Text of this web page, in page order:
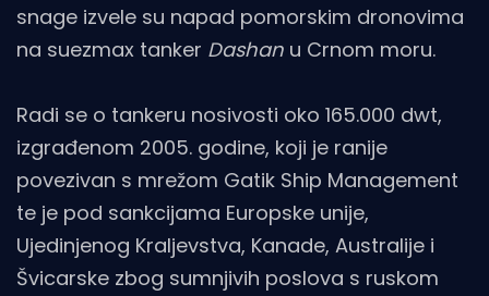
snage izvele su napad pomorskim dronovima
na suezmax tanker Dashan u Crnom moru.
Radi se o tankeru nosivosti oko 165.000 dwt,
izgrađenom 2005. godine, koji je ranije
povezivan s mrežom Gatik Ship Management
te je pod sankcijama Europske unije,
Ujedinjenog Kraljevstva, Kanade, Australije i
Švicarske zbog sumnjivih poslova s ruskom